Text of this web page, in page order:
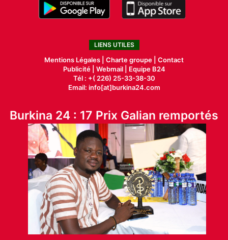
LIENS UTILES
Mentions Légales | Charte groupe | Contact
Publicité| Webmail |
Equipe B24
Tél : +( 226) 25-33-38-30
Email: info[at]burkina24.com
Burkina 24 : 17 Prix Galian remportés